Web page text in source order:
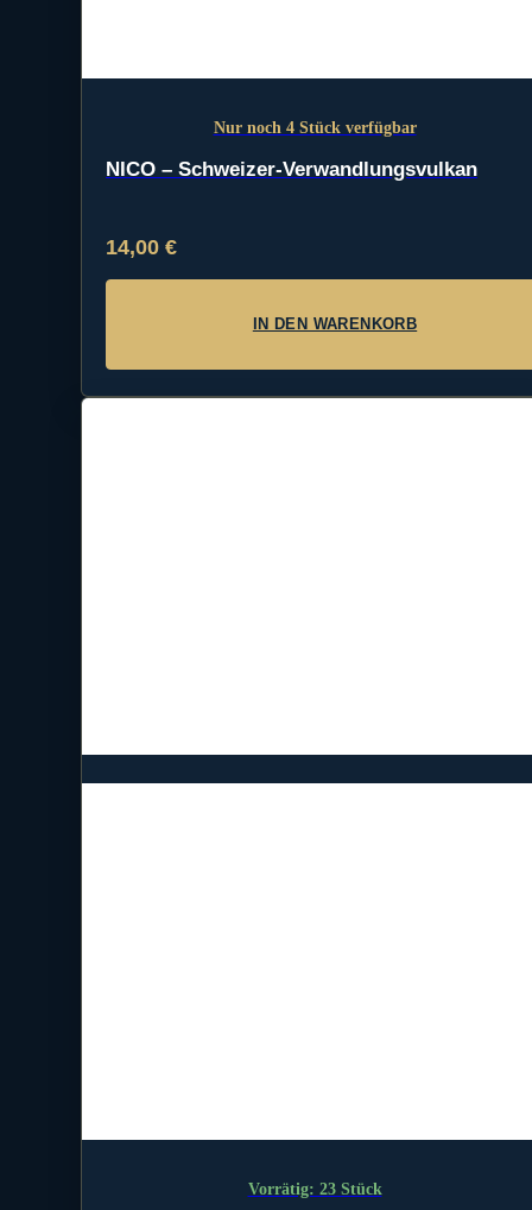
Nur noch 4 Stück verfügbar
NICO – Schweizer-Verwandlungsvulkan
14,00 €
IN DEN WARENKORB
Vorrätig: 23 Stück